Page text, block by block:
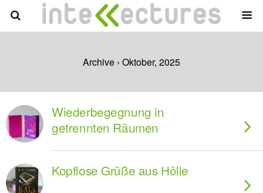
Archive › Oktober, 2025
Wiederbegegnung in
getrennten Räumen
Kopflose Grüße aus Hölle